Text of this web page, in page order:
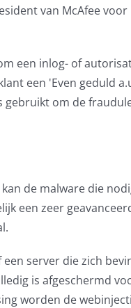
van McAfee
een inlog- of
een 'Even geduld
gebruikt om de
de malware die
een zeer
server die zich
is afgeschermd
worden de